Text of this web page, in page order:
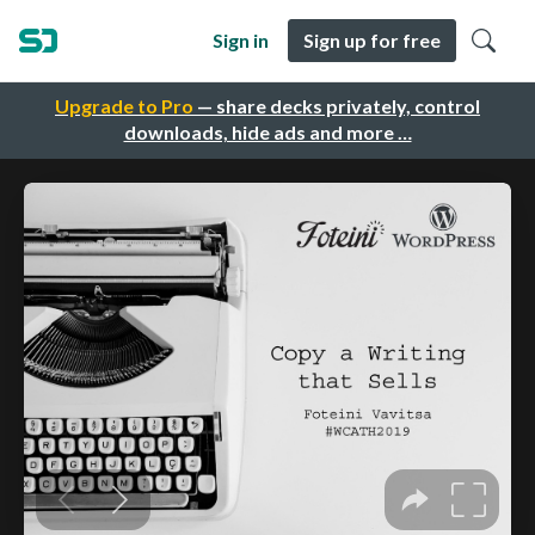
Upgrade to Pro — share decks privately, control
downloads, hide ads and more …
Sign in Sign up for free